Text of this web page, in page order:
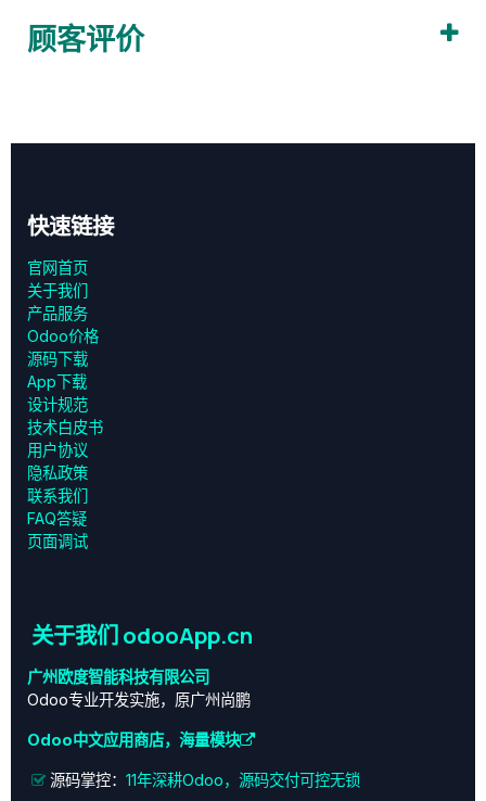
顾客评价
快速链接
官网首页
关于我们
产品服务
Odoo价格
源码下载
App下载
设计规范
技术白皮书
用户协议
‎隐私政策‎
联系我们
FAQ答疑
页面调试
关于我们 odooApp.cn
广州欧度智能科技有限公司
Odoo专业开发实施，原广州尚鹏
Odoo中文应用商店，海量模块
源码掌控： 11年深耕Odoo，源码交付可控无锁